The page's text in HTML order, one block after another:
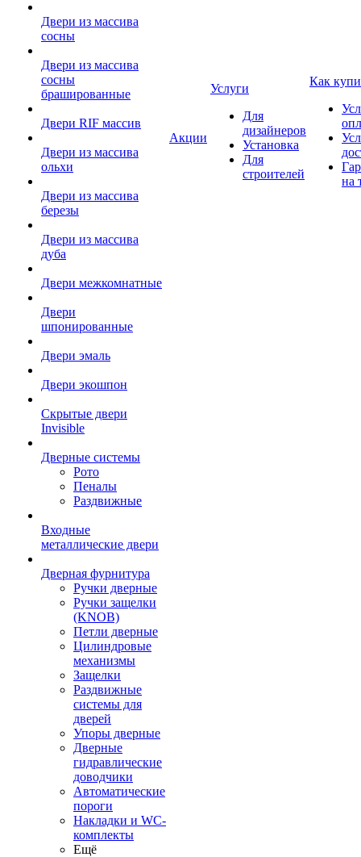
Двери из массива
сосны
Двери из массива
сосны
брашированные
Двери RIF массив
Двери из массива
ольхи
Двери из массива
березы
Двери из массива
дуба
Двери межкомнатные
Двери
шпонированные
Двери эмаль
Двери экошпон
Скрытые двери
Invisible
Дверные системы
Рото
Пеналы
Раздвижные
Входные
металлические двери
Дверная фурнитура
Ручки дверные
Ручки защелки
(KNOB)
Петли дверные
Цилиндровые
механизмы
Защелки
Раздвижные
системы для
дверей
Упоры дверные
Дверные
гидравлические
доводчики
Автоматические
пороги
Накладки и WC-
комплекты
Ещё
Акции
Услуги
Для
дизайнеров
Установка
Для
строителей
Как
на